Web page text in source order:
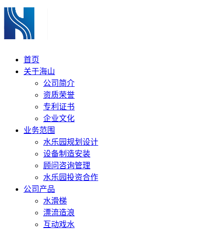
首页
关于海山
公司简介
资质荣誉
专利证书
企业文化
业务范围
水乐园规划设计
设备制造安装
顾问咨询管理
水乐园投资合作
公司产品
水滑梯
漂流造浪
互动戏水